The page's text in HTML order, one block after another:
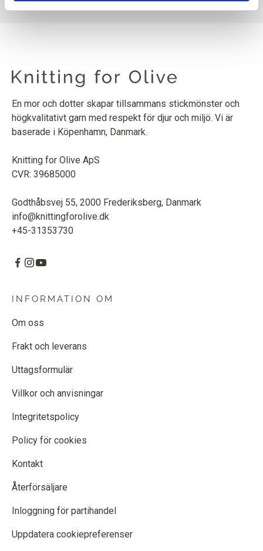
En mor och dotter skapar tillsammans stickmönster och
högkvalitativt garn med respekt för djur och miljö. Vi är
baserade i Köpenhamn, Danmark.
Knitting for Olive ApS
CVR: 39685000
Godthåbsvej 55, 2000 Frederiksberg, Danmark
info@knittingforolive.dk
+45-31353730
INFORMATION OM
Om oss
Frakt och leverans
Uttagsformulär
Villkor och anvisningar
Integritetspolicy
Policy för cookies
Kontakt
Återförsäljare
Inloggning för partihandel
Uppdatera cookiepreferenser